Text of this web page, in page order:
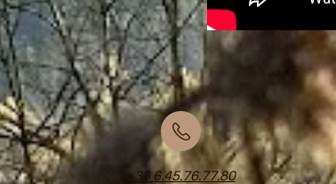
+33 6.45.76.77.80